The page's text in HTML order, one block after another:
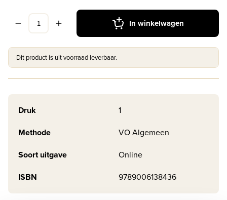
In winkelwagen
Dit product is uit voorraad leverbaar.
Druk
1
Methode
VO Algemeen
Soort uitgave
Online
ISBN
9789006138436